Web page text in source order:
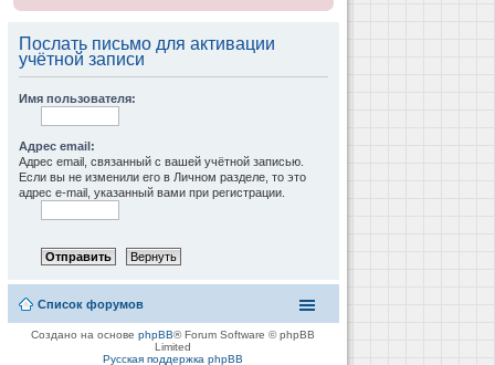
Послать письмо для активации
учётной записи
Имя пользователя:
Адрес email:
Адрес email, связанный с вашей учётной записью.
Если вы не изменили его в Личном разделе, то это
адрес e-mail, указанный вами при регистрации.
Список форумов
Создано на основеphpBB® Forum Software © phpBB
Limited
Русская поддержка phpBB